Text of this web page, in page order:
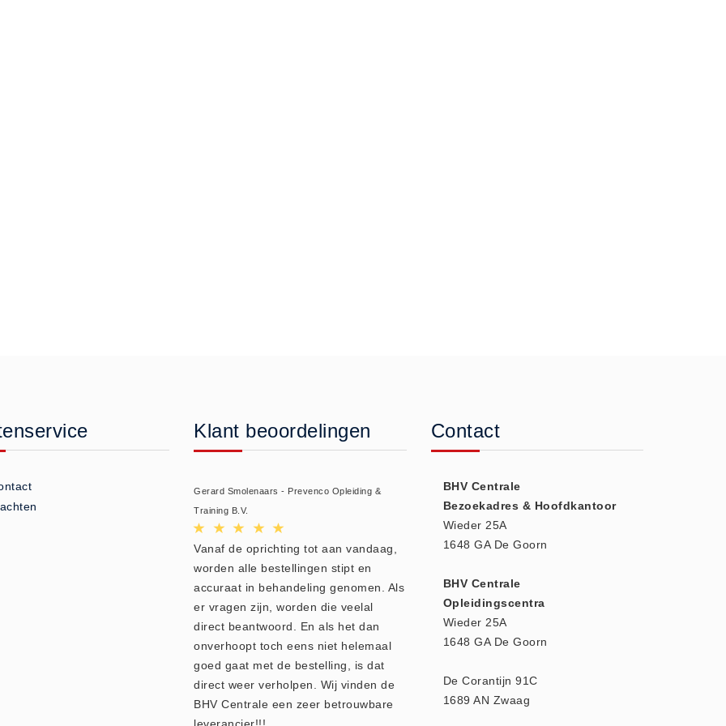
Klant beoordelingen
Gerard Smolenaars - Prevenco Opleiding &
Training B.V.
Vanaf de oprichting tot aan vandaag,
worden alle bestellingen stipt en
accuraat in behandeling genomen. Als
er vragen zijn, worden die veelal
direct beantwoord. En als het dan
onverhoopt toch eens niet helemaal
goed gaat met de bestelling, is dat
direct weer verholpen. Wij vinden de
BHV Centrale een zeer betrouwbare
Contact
BHV Centrale
Bezoekadres & Hoofdkantoor
Wieder 25A
1648 GA De Goorn
BHV Centrale
Opleidingscentra
Wieder 25A
1648 GA De Goorn
De Corantijn 91C
1689 AN Zwaag